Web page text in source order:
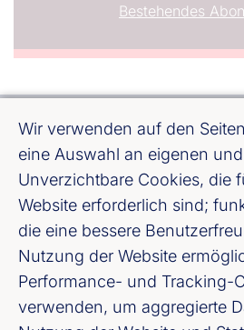
Bestehendes
Wir verwenden auf den
eine Auswahl an eigenen
Unverzichtbare Cookies, die
Website erforderlich sind;
die eine bessere
Nutzung der Website
Performance- und Tracking-
verwenden, um aggregierte
Bundesverband
Burgstraße 28, 10178 Berlin
Fußzeile (Bankenverband)
Impressum